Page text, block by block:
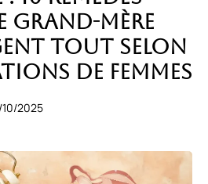
grand-mère
tout selon
de femmes
10/2025